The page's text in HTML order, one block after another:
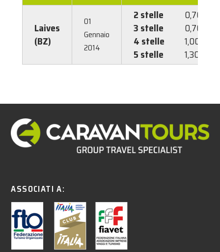
Laives
(BZ)
01
Gennaio
2014
2 stelle
0,70 €
3 stelle
0,70 €
4 stelle
1,00 €
5 stelle
1,30 €
ASSOCIATI A: